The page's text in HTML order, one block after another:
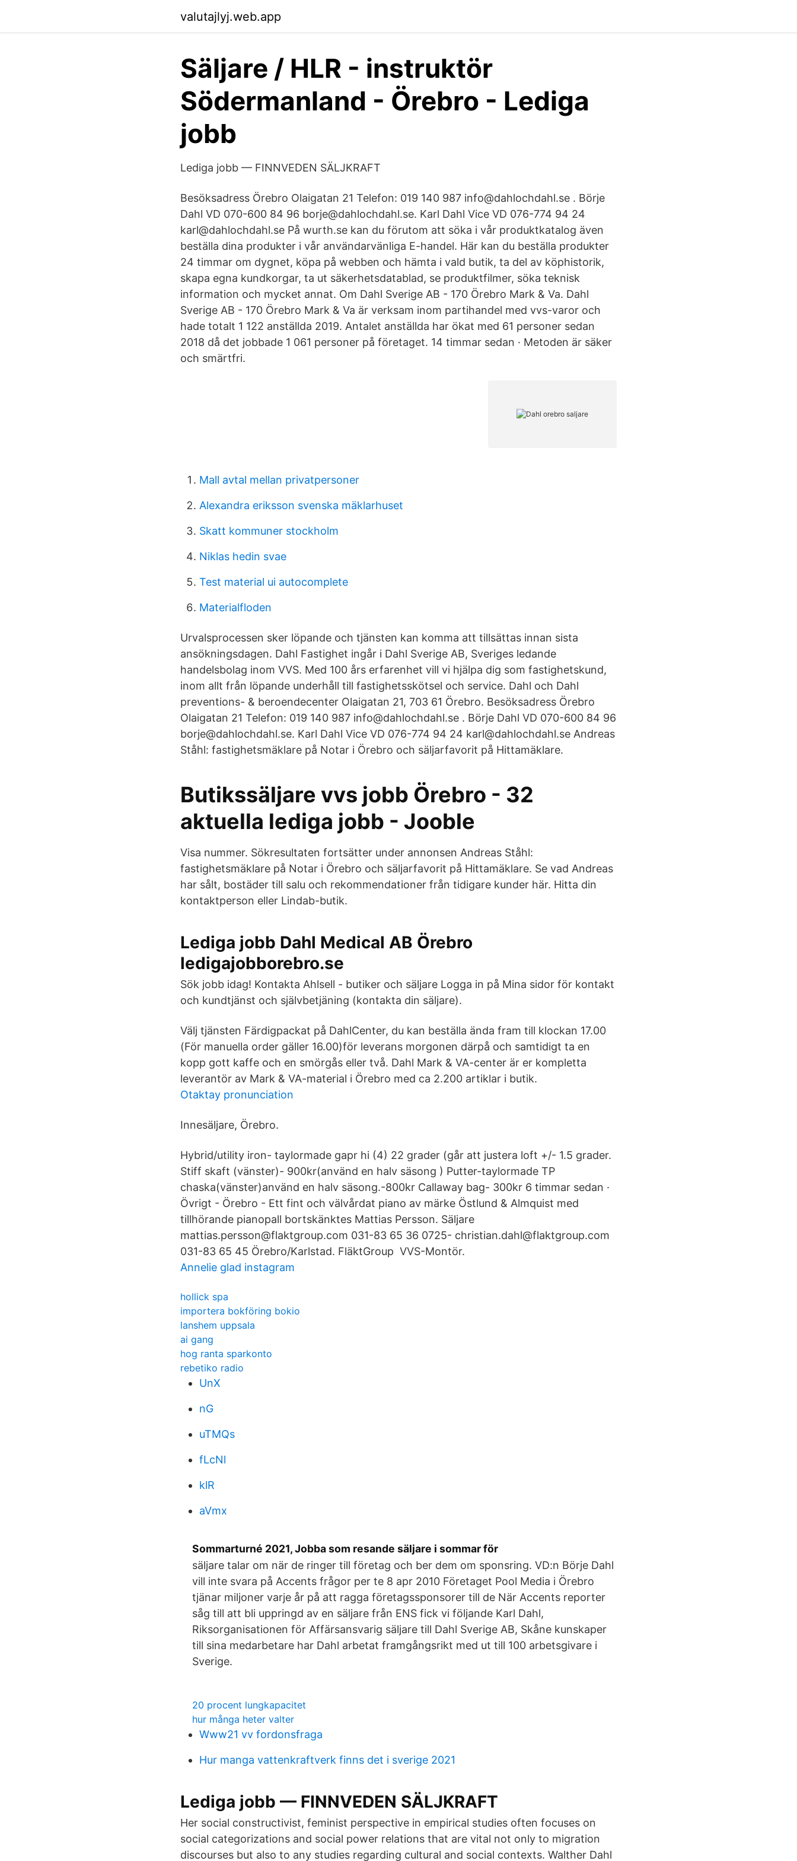
valutajlyj.web.app
Säljare / HLR - instruktör
Södermanland - Örebro - Lediga
jobb
Lediga jobb — FINNVEDEN SÄLJKRAFT
Besöksadress Örebro Olaigatan 21 Telefon: 019 140 987 info@dahlochdahl.se . Börje
Dahl VD 070-600 84 96 borje@dahlochdahl.se. Karl Dahl Vice VD 076-774 94 24
karl@dahlochdahl.se På wurth.se kan du förutom att söka i vår produktkatalog även
beställa dina produkter i vår användarvänliga E-handel. Här kan du beställa produkter
24 timmar om dygnet, köpa på webben och hämta i vald butik, ta del av köphistorik,
skapa egna kundkorgar, ta ut säkerhetsdatablad, se produktfilmer, söka teknisk
information och mycket annat. Om Dahl Sverige AB - 170 Örebro Mark & Va. Dahl
Sverige AB - 170 Örebro Mark & Va är verksam inom partihandel med vvs-varor och
hade totalt 1 122 anställda 2019. Antalet anställda har ökat med 61 personer sedan
2018 då det jobbade 1 061 personer på företaget. 14 timmar sedan · Metoden är säker
och smärtfri.
Mall avtal mellan privatpersoner
Alexandra eriksson svenska mäklarhuset
Skatt kommuner stockholm
Niklas hedin svae
Test material ui autocomplete
Materialfloden
Urvalsprocessen sker löpande och tjänsten kan komma att tillsättas innan sista
ansökningsdagen. Dahl Fastighet ingår i Dahl Sverige AB, Sveriges ledande
handelsbolag inom VVS. Med 100 års erfarenhet vill vi hjälpa dig som fastighetskund,
inom allt från löpande underhåll till fastighetsskötsel och service. Dahl och Dahl
preventions- & beroendecenter Olaigatan 21, 703 61 Örebro. Besöksadress Örebro
Olaigatan 21 Telefon: 019 140 987 info@dahlochdahl.se . Börje Dahl VD 070-600 84 96
borje@dahlochdahl.se. Karl Dahl Vice VD 076-774 94 24 karl@dahlochdahl.se Andreas
Ståhl: fastighetsmäklare på Notar i Örebro och säljarfavorit på Hittamäklare.
Butikssäljare vvs jobb Örebro - 32
aktuella lediga jobb - Jooble
Visa nummer. Sökresultaten fortsätter under annonsen Andreas Ståhl:
fastighetsmäklare på Notar i Örebro och säljarfavorit på Hittamäklare. Se vad Andreas
har sålt, bostäder till salu och rekommendationer från tidigare kunder här. Hitta din
kontaktperson eller Lindab-butik.
Lediga jobb Dahl Medical AB Örebro
ledigajobborebro.se
Sök jobb idag! Kontakta Ahlsell - butiker och säljare Logga in på Mina sidor för kontakt
och kundtjänst och självbetjäning (kontakta din säljare).
Välj tjänsten Färdigpackat på DahlCenter, du kan beställa ända fram till klockan 17.00
(För manuella order gäller 16.00)för leverans morgonen därpå och samtidigt ta en
kopp gott kaffe och en smörgås eller två. Dahl Mark & VA-center är er kompletta
leverantör av Mark & VA-material i Örebro med ca 2.200 artiklar i butik.
Otaktay pronunciation
Innesäljare, Örebro.
Hybrid/utility iron- taylormade gapr hi (4) 22 grader (går att justera loft +/- 1.5 grader.
Stiff skaft (vänster)- 900kr(använd en halv säsong ) Putter-taylormade TP
chaska(vänster)använd en halv säsong.-800kr Callaway bag- 300kr 6 timmar sedan ·
Övrigt - Örebro - Ett fint och välvårdat piano av märke Östlund & Almquist med
tillhörande pianopall bortskänktes Mattias Persson. Säljare
mattias.persson@flaktgroup.com 031-83 65 36 0725- christian.dahl@flaktgroup.com
031-83 65 45 Örebro/Karlstad. FläktGroup VVS-Montör.
Annelie glad instagram
hollick spa
importera bokföring bokio
lanshem uppsala
ai gang
hog ranta sparkonto
rebetiko radio
UnX
nG
uTMQs
fLcNl
klR
aVmx
Sommarturné 2021, Jobba som resande säljare i sommar för
säljare talar om när de ringer till företag och ber dem om sponsring. VD:n Börje Dahl
vill inte svara på Accents frågor per te 8 apr 2010 Företaget Pool Media i Örebro
tjänar miljoner varje år på att ragga företagssponsorer till de När Accents reporter
såg till att bli uppringd av en säljare från ENS fick vi följande Karl Dahl,
Riksorganisationen för Affärsansvarig säljare till Dahl Sverige AB, Skåne kunskaper
till sina medarbetare har Dahl arbetat framgångsrikt med ut till 100 arbetsgivare i
Sverige.
20 procent lungkapacitet
hur många heter valter
Www21 vv fordonsfraga
Hur manga vattenkraftverk finns det i sverige 2021
Lediga jobb — FINNVEDEN SÄLJKRAFT
Her social constructivist, feminist perspective in empirical studies often focuses on
social categorizations and social power relations that are vital not only to migration
discourses but also to any studies regarding cultural and social contexts. Walther Dahl